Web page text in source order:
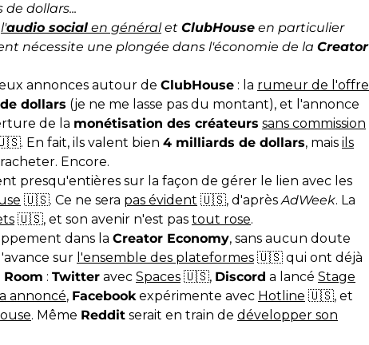
de dollars...
l'audio social en généralet ClubHouse en particulier
nécessite une plongée dans l'économie de la Creator
annonces autour de ClubHouse : la rumeur de l'offre
dollars (je ne me lasse pas du montant), et l'annonce
de la monétisation des créateurs sans commission
En fait, ils valent bien 4 milliards de dollars, mais ils
Encore.
presqu'entières sur la façon de gérer le lien avec les
🇺🇸. Ce ne sera pas évident 🇺🇸, d'aprèsAdWeek. La
🇺🇸, et son avenir n'est pas tout rose.
dans la Creator Economy, sans aucun doute
sur l'ensemble des plateformes 🇺🇸 qui ont déjà
Room : Twitter avec Spaces 🇺🇸, Discord a lancé Stage
annoncé, Facebookexpérimente avec Hotline 🇺🇸, et
. Même Reddit serait en train de développer son